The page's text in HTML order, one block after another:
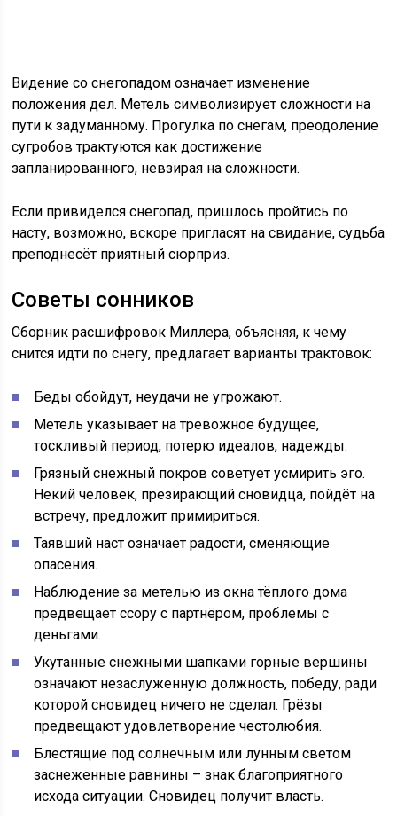
Видение со снегопадом означает изменение
положения дел. Метель символизирует сложности на
пути к задуманному. Прогулка по снегам, преодоление
сугробов трактуются как достижение
запланированного, невзирая на сложности.
Если привиделся снегопад, пришлось пройтись по
насту, возможно, вскоре пригласят на свидание, судьба
преподнесёт приятный сюрприз.
Советы сонников
Сборник расшифровок Миллера, объясняя, к чему
снится идти по снегу, предлагает варианты трактовок:
Беды обойдут, неудачи не угрожают.
Метель указывает на тревожное будущее,
тоскливый период, потерю идеалов, надежды.
Грязный снежный покров советует усмирить эго.
Некий человек, презирающий сновидца, пойдёт на
встречу, предложит примириться.
Таявший наст означает радости, сменяющие
опасения.
Наблюдение за метелью из окна тёплого дома
предвещает ссору с партнёром, проблемы с
деньгами.
Укутанные снежными шапками горные вершины
означают незаслуженную должность, победу, ради
которой сновидец ничего не сделал. Грёзы
предвещают удовлетворение честолюбия.
Блестящие под солнечным или лунным светом
заснеженные равнины – знак благоприятного
исхода ситуации. Сновидец получит власть.